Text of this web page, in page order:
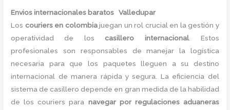
Envios internacionales baratos Valledupar
Los couriers en colombiajuegan un rol crucial en la gestión y
operatividad de los casillero internacional. Estos
profesionales son responsables de manejar la logística
necesaria para que los paquetes lleguen a su destino
internacional de manera rápida y segura. La eficiencia del
sistema de casillero depende en gran medida de la habilidad
de los couriers para navegar por regulaciones aduaneras